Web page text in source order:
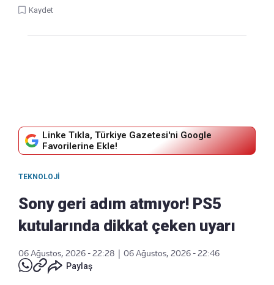
Kaydet
Linke Tıkla, Türkiye Gazetesi'ni Google
Favorilerine Ekle!
TEKNOLOJI
Sony geri adım atmıyor! PS5
kutularında dikkat çeken uyarı
06 Ağustos, 2026 - 22:28
06 Ağustos, 2026 - 22:46
Paylaş